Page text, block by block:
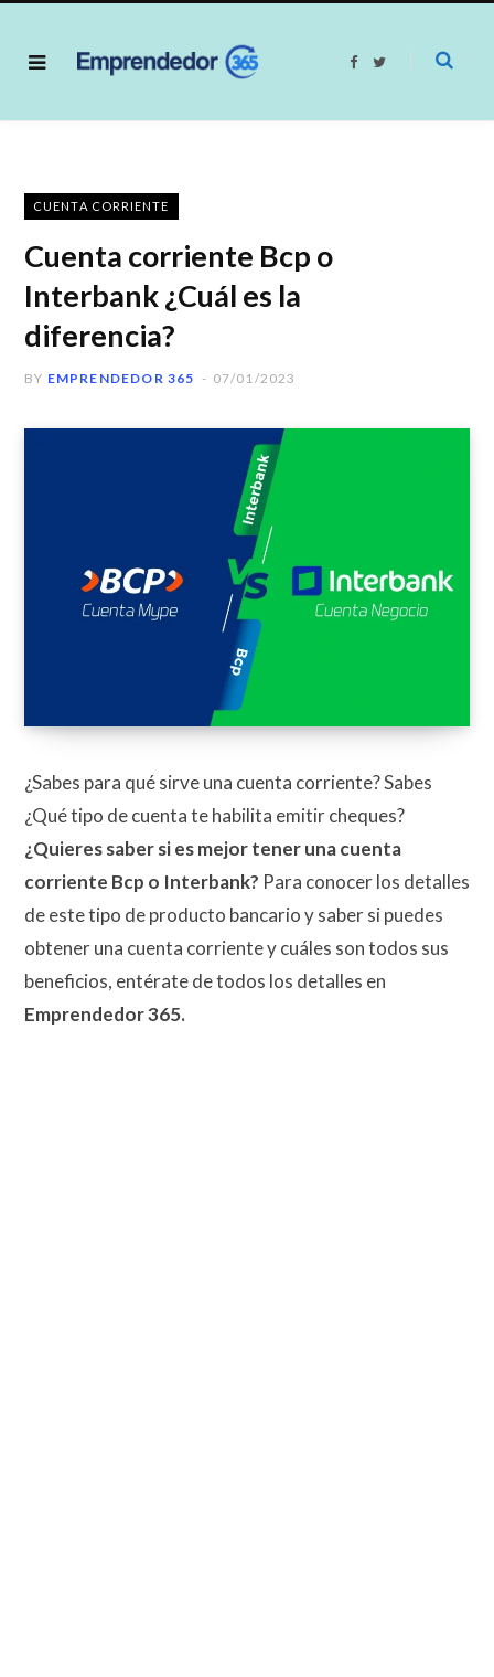
F
b
T
t
CUENTA CORRIENTE
Cuenta corriente Bcp o
Interbank ¿Cuál es la
diferencia?
BY EMPRENDEDOR 365 07/01/2023
¿Sabes para qué sirve una cuenta corriente? Sabes
¿Qué tipo de cuenta te habilita emitir cheques?
¿Quieres saber si es mejor tener una cuenta
corriente Bcp o Interbank? Para conocer los detalles
de este tipo de producto bancario y saber si puedes
obtener una cuenta corriente y cuáles son todos sus
beneficios, entérate de todos los detalles en
Emprendedor 365.